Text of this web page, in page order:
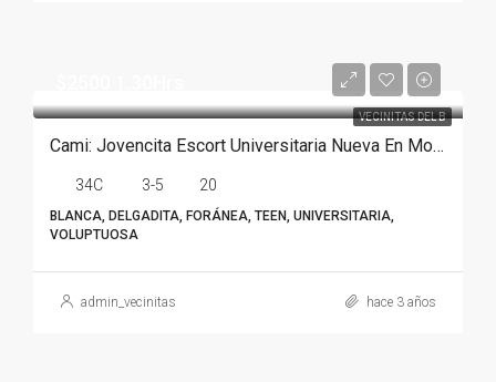
VECINITAS DEL B
Cami: Jovencita Escort Universitaria Nueva En Monterrey
34C 3-5 20
BLANCA, DELGADITA, FORÁNEA, TEEN, UNIVERSITARIA,
VOLUPTUOSA
admin_vecinitas hace 3 años